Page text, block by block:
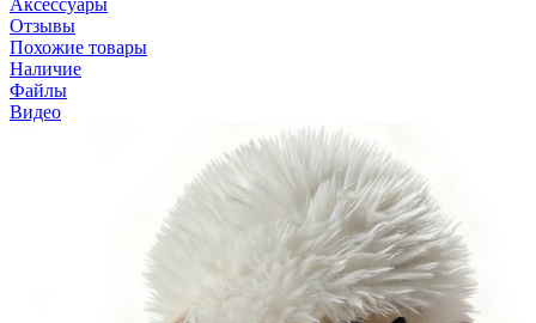
Отзывы
Похожие товары
Наличие
Файлы
Видео